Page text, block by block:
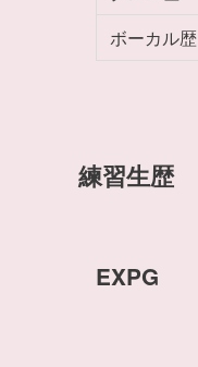
ボーカル歴
練習生歴
EXPG